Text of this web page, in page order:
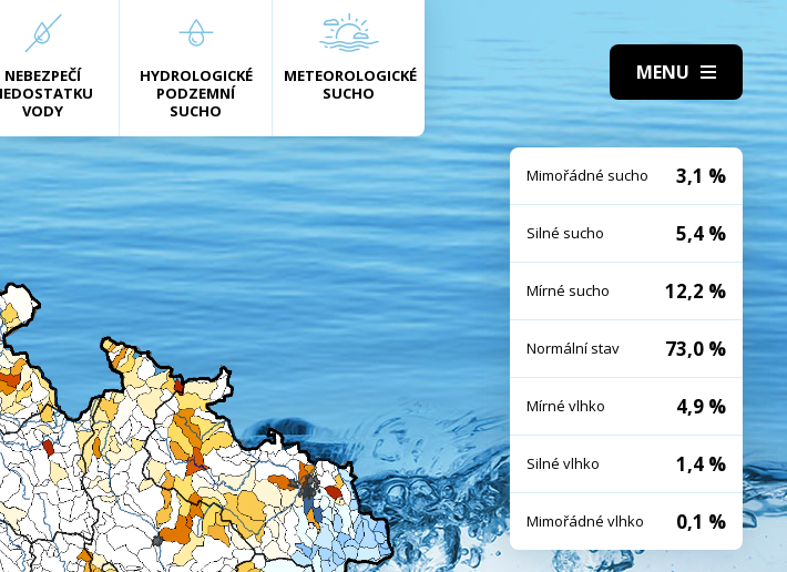
NEBEZPEČÍ
VODY
HYDROLOGICKÉ
PODZEMNÍ
SUCHO
METEOROLOGICKÉ
SUCHO
Mimořádné sucho 3,1 %
Silné sucho 5,4 %
Mírné sucho 12,2 %
Normální stav 73,0 %
Mírné vlhko 4,9 %
Silné vlhko 1,4 %
Mimořádné vlhko 0,1 %